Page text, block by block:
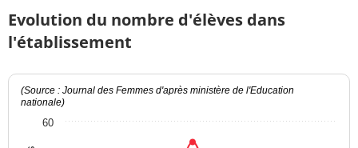
Evolution du nombre d'élèves dans
l'établissement
(Source : Journal des Femmes d'après ministère de l'Education
nationale)
60